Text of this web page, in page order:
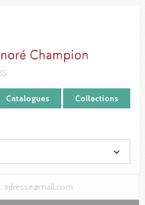
Catalogues Collections